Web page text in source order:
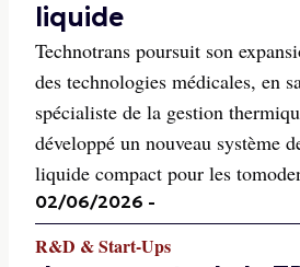
liquide
Technotrans poursuit son
des technologies médicales, en
spécialiste de la gestion
développé un nouveau système
liquide compact pour les
02/06/2026 -
R&D & Start-Ups